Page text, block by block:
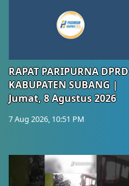
RAPAT PARIPURNA DPRD
KABUPATEN SUBANG |
Jumat, 8 Agustus 2026
7 Aug 2026, 10:51 PM